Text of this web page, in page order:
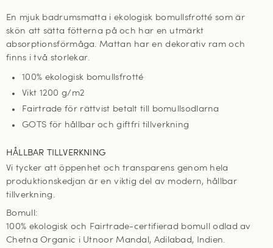
En mjuk badrumsmatta i ekologisk bomullsfrotté som är
skön att sätta fötterna på och har en utmärkt
absorptionsförmåga. Mattan har en dekorativ ram och
finns i två storlekar.
100% ekologisk bomullsfrotté
Vikt 1200 g/m2
Fairtrade för rättvist betalt till bomullsodlarna
GOTS för hållbar och giftfri tillverkning
HÅLLBAR TILLVERKNING
Vi tycker att öppenhet och transparens genom hela
produktionskedjan är en viktig del av modern, hållbar
tillverkning.
Bomull:
100% ekologisk och Fairtrade-certifierad bomull odlad av
Chetna Organic i Utnoor Mandal, Adilabad, Indien.